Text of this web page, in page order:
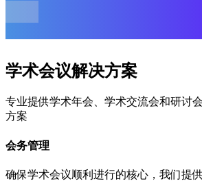
学术会议解决方案
专业提供学术年会、学术交流会和研讨
方案
会务管理
确保学术会议顺利进行的核心，我们提